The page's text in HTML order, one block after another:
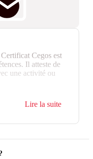
Cegos est
Il atteste de
une activité ou
Lire la suite